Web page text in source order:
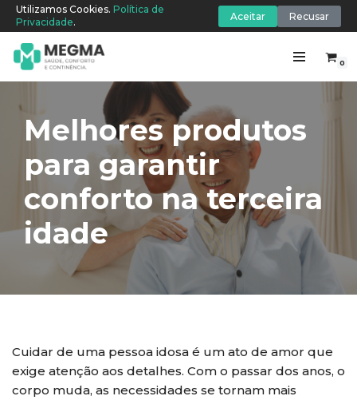
Pular
o
conteúdo
0
Melhores produtos
para garantir
conforto na terceira
idade
Cuidar de uma pessoa idosa é um ato de amor que
exige atenção aos detalhes. Com o passar dos anos, o
corpo muda, as necessidades se tornam mais
Utilizamos Cookies. Política de
Privacidade. Aceitar Recusar